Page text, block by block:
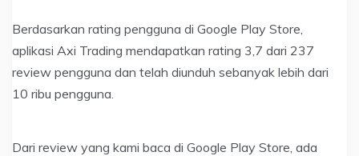
Berdasarkan rating pengguna di Google Play Store,
aplikasi Axi Trading mendapatkan rating 3,7 dari 237
review pengguna dan telah diunduh sebanyak lebih dari
10 ribu pengguna.
Dari review yang kami baca di Google Play Store, ada